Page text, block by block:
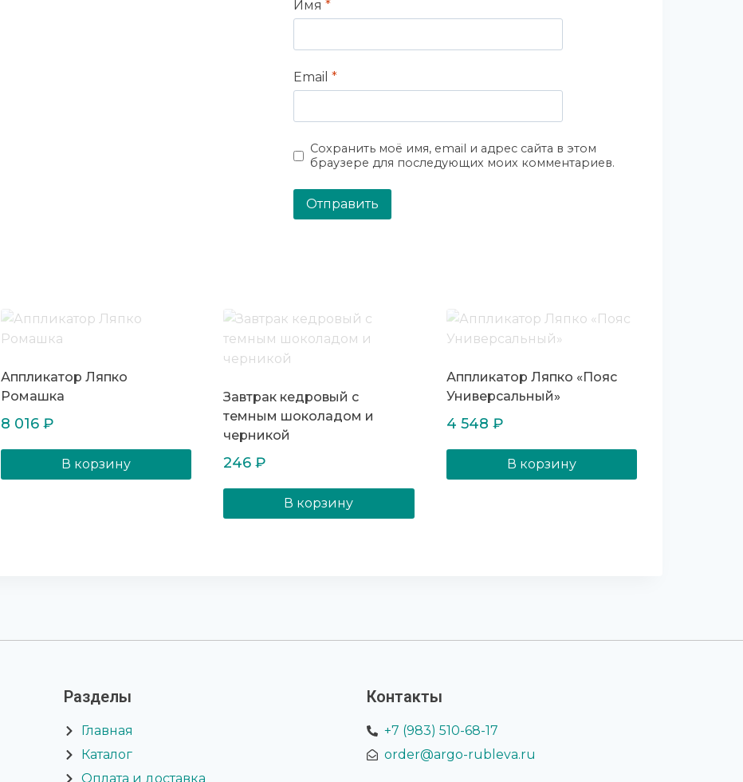
Имя *
Email *
Сохранить моё имя, email и адрес сайта в этом
браузере для последующих моих комментариев.
Аппликатор Ляпко
Ромашка
8 016 ₽
В корзину
Завтрак кедровый с
темным шоколадом и
черникой
246 ₽
В корзину
Аппликатор Ляпко «Пояс
Универсальный»
4 548 ₽
В корзину
Разделы
Главная
Каталог
Оплата и доставка
Контакты
+7 (983) 510-68-17
order@argo-rubleva.ru